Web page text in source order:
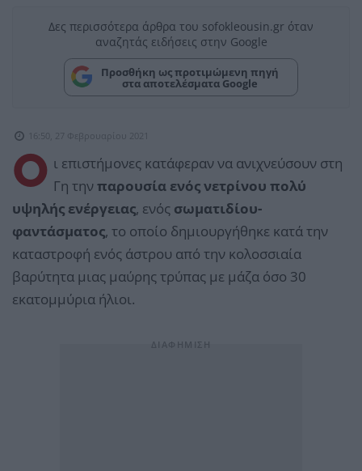
Δες περισσότερα άρθρα του sofokleousin.gr όταν
αναζητάς ειδήσεις στην Google
Προσθήκη ως προτιμώμενη πηγή
στα αποτελέσματα Google
16:50, 27 Φεβρουαρίου 2021
Ο ι επιστήμονες κατάφεραν να ανιχνεύσουν στη
Γη τηνπαρουσία ενός νετρίνου πολύ
υψηλής ενέργειας, ενός σωματιδίου-
φαντάσματος, το οποίο δημιουργήθηκε κατά την
καταστροφή ενός άστρου από την κολοσσιαία
βαρύτητα μιας μαύρης τρύπας με μάζα όσο 30
εκατομμύρια ήλιοι.